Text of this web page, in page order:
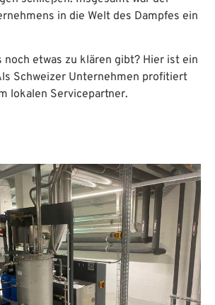
in die Welt des Dampfes ein
noch etwas zu klären gibt? Hier ist ein
Schweizer Unternehmen profitiert
lokalen Servicepartner.